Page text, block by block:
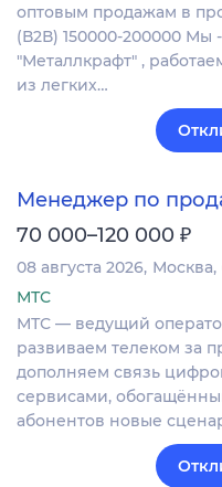
оптовым продажам в
(В2В) 150000-200000 Мы
"Металлкрафт" ,
из легких…
Менеджер по
70 000–120 000 ₽
08 августа 2026 Москва
МТС
МТС — ведущий
развиваем телеком за
дополняем связь
сервисами,
абонентов новые